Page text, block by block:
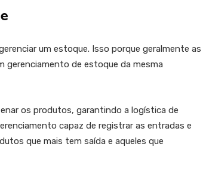
um estoque. Isso porque geralmente as
gerenciamento de estoque da mesma
os produtos, garantindo a logística de
capaz de registrar as entradas e
que mais tem saída e aqueles que